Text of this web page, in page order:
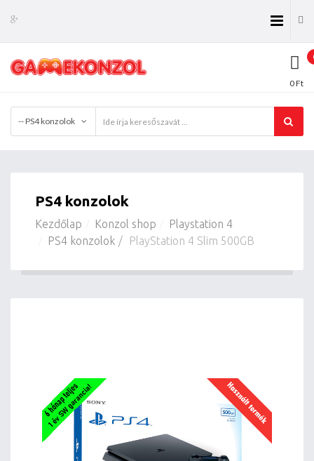
0 Ft
-- PS4 konzolok
PS4 konzolok
Kezdőlap Konzol shop
Playstation 4
PS4 konzolok
PlayStation 4 Slim 500GB